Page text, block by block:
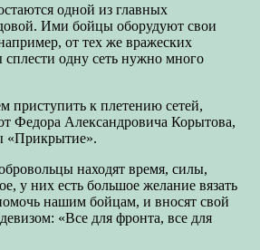
одной из главных
Ими бойцы оборудуют свои
от тех же вражеских
одну сеть нужно много
приступить к плетению сетей,
Федора Александровича Корытова,
«Прикрытие».
находят время, силы,
у них есть большое желание вязать
нашим бойцам, и вносят свой
«Все для фронта, все для